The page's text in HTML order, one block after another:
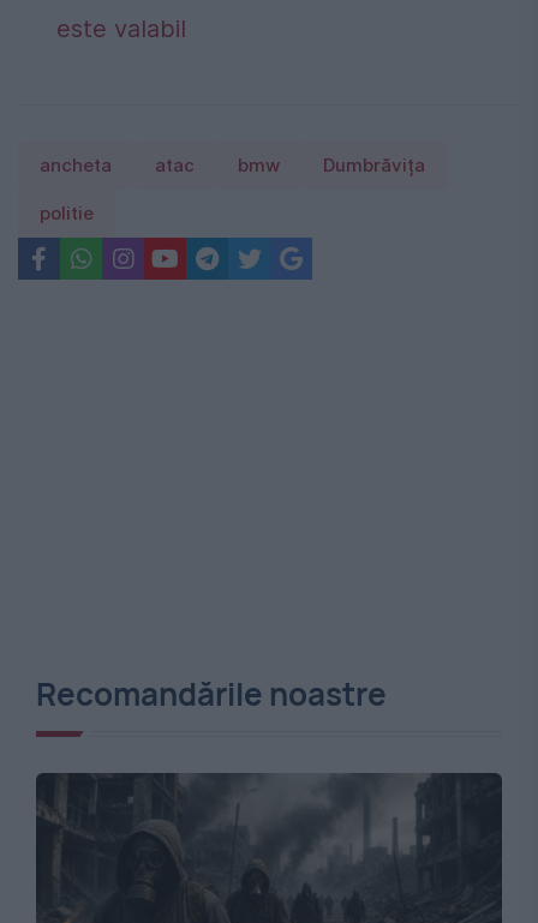
este valabil
ancheta atac bmw Dumbrăvița
politie
Recomandările noastre